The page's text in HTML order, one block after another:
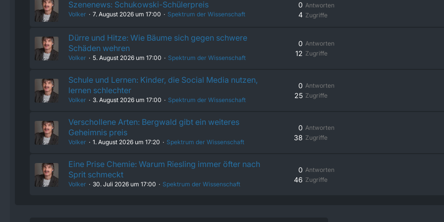
Szenenews: Schukowski-Schülerpreis
Volker 7. August 2026 um 17:00 Spektrum der Wissenschaft
Antworten
0
Zugriffe
4
Dürre und Hitze: Wie Bäume sich gegen schwere
Schäden wehren
Volker 5. August 2026 um 17:00 Spektrum der Wissenschaft
Antworten
0
Zugriffe
12
Schule und Lernen: Kinder, die Social Media nutzen,
lernen schlechter
Volker 3. August 2026 um 17:00 Spektrum der Wissenschaft
Antworten
0
Zugriffe
25
Verschollene Arten: Bergwald gibt ein weiteres
Geheimnis preis
Volker 1. August 2026 um 17:20 Spektrum der Wissenschaft
Antworten
0
Zugriffe
38
Eine Prise Chemie: Warum Riesling immer öfter nach
Sprit schmeckt
Volker 30. Juli 2026 um 17:00 Spektrum der Wissenschaft
Antworten
0
Zugriffe
46